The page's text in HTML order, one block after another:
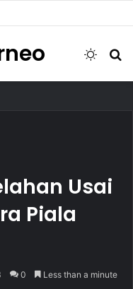
Switch
Usai
Piala
0 Less than a minute